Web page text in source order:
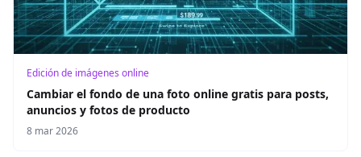
Edición de imágenes online
Cambiar el fondo de una foto online gratis para posts,
anuncios y fotos de producto
8 mar 2026